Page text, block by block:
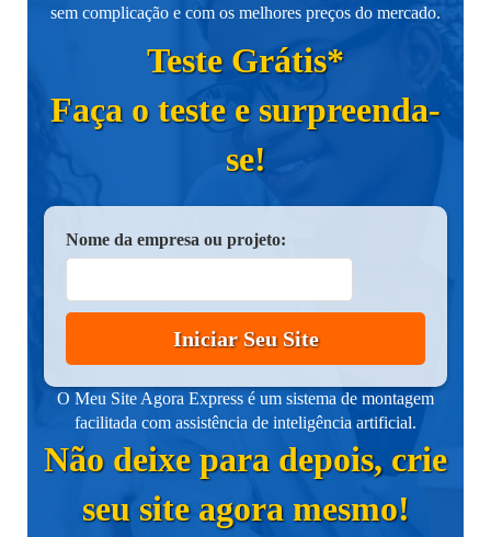
sem complicação e com os melhores preços do mercado.
Teste Grátis*
Faça o teste e surpreenda-
se!
Nome da empresa ou projeto:
Iniciar Seu Site
O Meu Site Agora Express é um sistema de montagem
facilitada com assistência de inteligência artificial.
Não deixe para depois, crie
seu site agora mesmo!